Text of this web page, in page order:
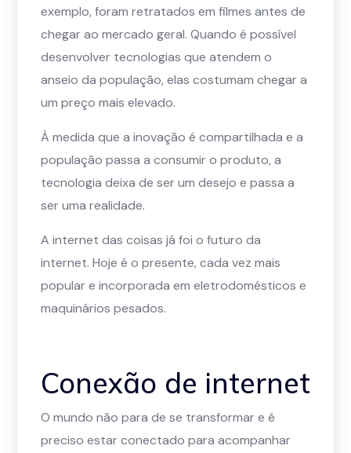
exemplo, foram retratados em filmes antes de
chegar ao mercado geral. Quando é possível
desenvolver tecnologias que atendem o
anseio da população, elas costumam chegar a
um preço mais elevado.
À medida que a inovação é compartilhada e a
população passa a consumir o produto, a
tecnologia deixa de ser um desejo e passa a
ser uma realidade.
A internet das coisas já foi o futuro da
internet. Hoje é o presente, cada vez mais
popular e incorporada em eletrodomésticos e
maquinários pesados.
Conexão de internet
O mundo não para de se transformar e é
preciso estar conectado para acompanhar